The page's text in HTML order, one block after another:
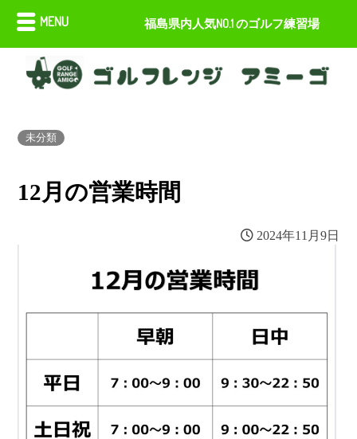
未分類
12月の営業時間
2024年11月9日
MENU 福島県内人気NO.1 のゴルフ練習場